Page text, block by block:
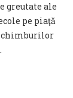
greutate ale
pe piaţă